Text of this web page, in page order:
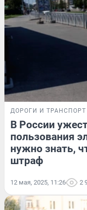
ДОРОГИ И ТРАНСПОРТ
В России
пользования
нужно знать,
штраф
12 мая, 2025, 11:26 2